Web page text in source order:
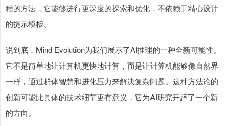
程的方法，它能够进行更深度的探索和优化，不依赖于精心设计
的提示模板。
说到底，Mind Evolution为我们展示了AI推理的一种全新可能性。
它不是简单地让计算机更快地计算，而是让计算机能够像自然界
一样，通过群体智慧和进化压力来解决复杂问题。这种方法论的
创新可能比具体的技术细节更有意义，它为AI研究开辟了一个新
的方向。